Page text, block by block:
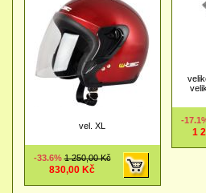
vel. XL
-33.6%1 250,00 Kč
830,00 Kč
-
1